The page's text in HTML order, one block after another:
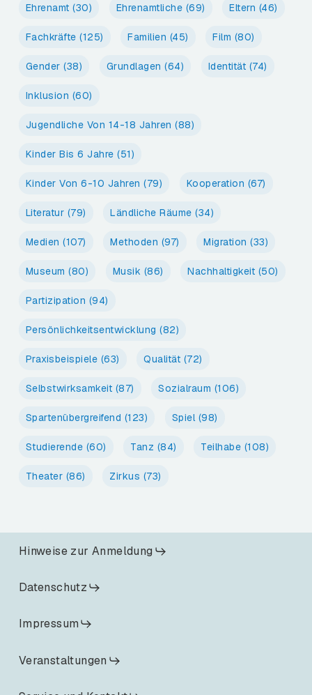
Ehrenamt (30) Ehrenamtliche (69) Eltern (46)
Fachkräfte (125) Familien (45) Film (80)
Gender (38) Grundlagen (64) Identität (74)
Inklusion (60)
Jugendliche Von 14-18 Jahren (88)
Kinder Bis 6 Jahre (51)
Kinder Von 6-10 Jahren (79) Kooperation (67)
Literatur (79) Ländliche Räume (34)
Medien (107) Methoden (97) Migration (33)
Museum (80) Musik (86) Nachhaltigkeit (50)
Partizipation (94)
Persönlichkeitsentwicklung (82)
Praxisbeispiele (63) Qualität (72)
Selbstwirksamkeit (87) Sozialraum (106)
Spartenübergreifend (123) Spiel(98)
Studierende (60) Tanz (84) Teilhabe (108)
Theater (86) Zirkus (73)
Hinweise zur Anmeldung
Datenschutz
Impressum
Veranstaltungen